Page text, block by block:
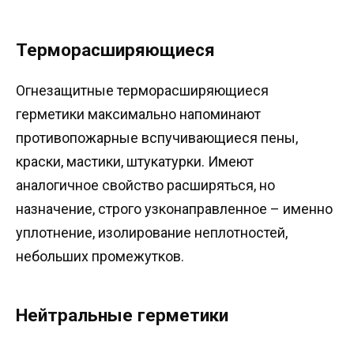
Терморасширяющиеся
Огнезащитные терморасширяющиеся
герметики максимально напоминают
противопожарные вспучивающиеся пены,
краски, мастики, штукатурки. Имеют
аналогичное свойство расширяться, но
назначение, строго узконаправленное – именно
уплотнение, изолирование неплотностей,
небольших промежутков.
Нейтральные герметики